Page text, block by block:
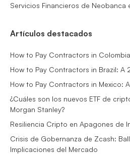
Servicios Financieros de Neobanca
Artículos destacados
How to Pay Contractors in
How to Pay Contractors in Brazil: A
How to Pay Contractors in Mexico:
¿Cuáles son los nuevos ETF de
Morgan Stanley?
Resiliencia Cripto en Apagones de
Crisis de Gobernanza de Zcash:
Implicaciones del Mercado